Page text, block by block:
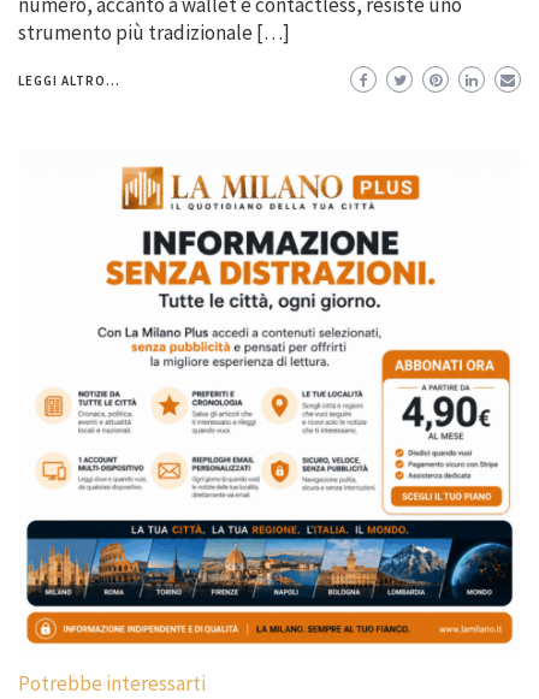
strumento più tradizionale […]
LEGGI ALTRO...
Potrebbe interessarti